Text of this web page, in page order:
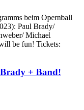
beim Opernball
Paul Brady/
Michael
be fun! Tickets:
+ Band!